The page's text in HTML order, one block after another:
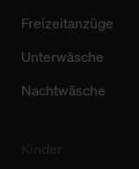
Freizeitanzüge
Unterwäsche
Nachtwäsche